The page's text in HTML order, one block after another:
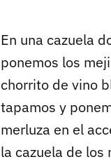
En una cazuela
ponemos los
chorrito de vino
tapamos y
merluza en el
la cazuela de